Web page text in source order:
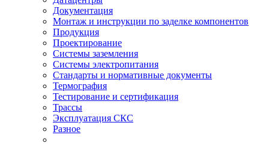
Документация
Монтаж и инструкции по заделке компонентов
Продукция
Проектирование
Системы заземления
Системы электропитания
Стандарты и нормативные документы
Термография
Тестирование и сертификация
Трассы
Эксплуатация СКС
Разное